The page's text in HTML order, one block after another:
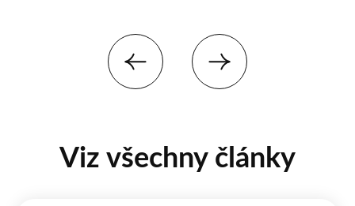
Viz všechny články